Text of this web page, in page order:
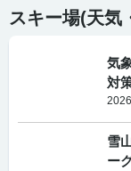
スキー場(天気
気
対
雪
ー